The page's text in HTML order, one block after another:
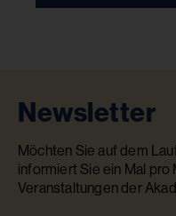
Newsletter
Möchten Sie auf dem
informiert Sie ein Mal pro
Veranstaltungen der